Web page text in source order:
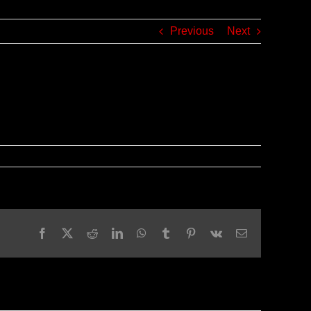
Previous Next
Facebook RedditLinkedInWhatsApp
Tumblr Pinterest
Vk Email